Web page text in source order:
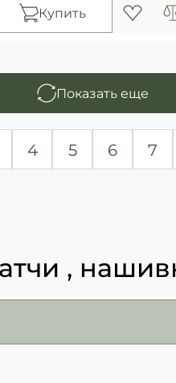
Купить
Показать еще
4 5 6 7
,